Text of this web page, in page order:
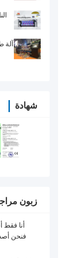
آلة
شهادة
زبون
أنا
فنحن